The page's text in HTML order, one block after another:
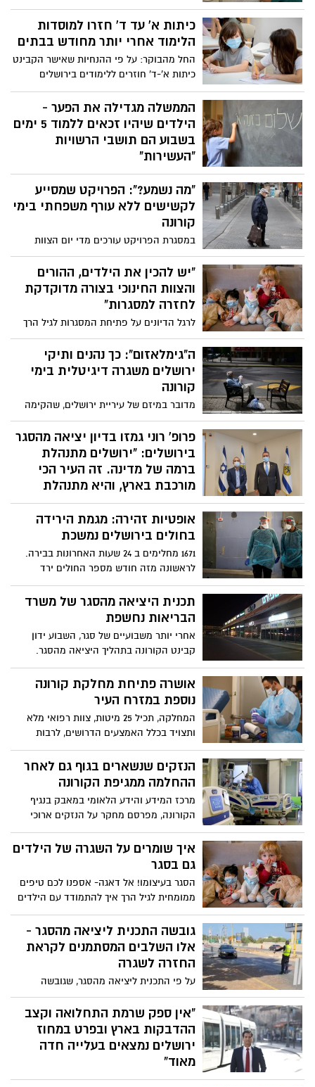
שהתנדב לקחת חלק בשלב הניסויים בבני
אדם בחיסון לקורונה, שפותח על ידי מכון
למחקר ביולוגי בישראל
כיתות א' עד ד' חזרו למוסדות
הלימוד אחרי יותר מחודש בבתים
החל מהבוקר: על פי ההנחיות שאישר הקבינט
כיתות א'-ד' חוזרים ללימודים בירושלים
לחמישה ימי לימוד, חובת עטיית מסכות גם
תלמידים
הממשלה מגדילה את הפער -
הילדים שיהיו זכאים ללמוד 5 ימים
בשבוע הם תושבי הרשויות
"העשירות"
במסגרת ההקלות והיציאה מהסגר הוחלט על
חזרה ללימודים לכיתות א'-ב' רק ל3 ימים
בלבד לסרוגין , ולעומת זאת ברשויות אשר יש
ברשותן כסף לממן את הלימודים הילדים
הלימודים הם : תל אביב, הרצליה, בניק ברק,
שוהם שער הנגב, מועצה אזורית גזר, כוכב
יאיר, מועצה אזורית מטה יהודה, רעננה.
"מה נשמע?": הפרויקט שמסייע
לקשישים ללא עורף משפחתי בימי
קורונה
במסגרת הפרויקט עורכים מדי יום הצוות
המקצועי והמתנדבים של המינהלים
הקהילתיים ברחבי העיר שיחות יזומות
ושואלים לשלומם של האזרחים הוותיקים,
מזכירים להם שהם לא לבד ושיש להם כתובת
"יש להכין את הילדים, ההורים
והצוות החינוכי בצורה מדוקדקת
לחזרה למסגרות"
לרגל הדיונים על פתיחת המסגרות לגיל הרך
בימים הקרובים, אומרת איריס גרנות, מומחית
להתפתחות הילד, יועצת להורים ואנשי חינוך,
ומנהלת מרכז טיפ-טף: ״לאחר זמן היעדרות
כל כך ארוך, יש להכין את הילדים, ההורים
והצוות החינוכי בצורה מדוקדקת לחזרה
למסגרות. הילדים לא יכולים להרגיש כמו
ה"גימלאזום": כך נהנים ותיקי
ירושלים משגרה דיגיטלית בימי
קורונה
מדובר במיזם של עיריית ירושלים, שהקימה
אתר ידידותי למשתמש בו מתנהל מדי יום "יום
לימודים" מלא, הכולל הרצאות, סרטים,
שיעורים, סדנאות וסיורים וירטואליים במגוון
רחב של נושאים, תוך שיתופי פעולה עם
מומחים וארגונים שונים מירושלים ומחוצה לה
פרופ' רוני גמזו בדיון יציאה מהסגר
בירושלים: "ירושלים מתנהלת
ברמה של מדינה. זה העיר הכי
מורכבת בארץ, והיא מתנהלת
ברמה בין לאומית"
בדיון על יציאה מהסגר בירושלים, שנערך היום
בעירייה ביחד עם הממונה על הקורונה במגזר
החרדי, האלוף (במיל') רוני נומה וראש עיריית
ירושלים
אופטיות זהירה: מגמת הירידה
בחולים בירושלים נמשכת
1671 מחלימים ב 24 שעות האחרונות בבירה.
לראשונה מזה חודש מספר החולים ירד
מתחת ל-6000. ראש העיר ירושלים, משה
ליאון: " נמשיך לעשות את המאמצים הנדרשים
על מנת למגר את הנגיף"
תכנית היציאה מהסגר של משרד
הבריאות נחשפת
אחרי יותר משבועיים של סגר, השבוע ידון
קבינט הקורונה בתהליך היציאה מהסגר.
משרד הבריאות צפוי להמליץ על הליך מדורג,
בהתאם למצב התחלואה בארץ. אלה הפרטים
אושרה פתיחת מחלקת קורונה
נוספת במזרח העיר
המחלקה, תכיל 25 מיטות, צוות רפואי מלא
ותצויד בכלל האמצעים הדרושים, לרבות
מכונות הנשמה והכל לפי תקני משרד
הבריאות
הנזקים שנשארים בגוף גם לאחר
ההחלמה ממגיפת הקורונה
מרכז המידע והידע הלאומי במאבק בנגיף
הקורונה, מפרסם מחקר על הנזקים ארוכי
הטווח שמשאיר אחריו הנגיף בגוף המחלימים.
תופעות לוואי שנמשכו חודשים, ללא קשר
לחומרת מצבו של הנדבק במגיפה
איך שומרים על השגרה של הילדים
גם בסגר
הסגר בעיצומו! אל דאגה- אספנו לכם טיפים
ממומחית לגיל הרך איך להתמודד עם הילדים
ועוברים את הסגר בשלום
גובשה התכנית ליציאה מהסגר -
אלו השלבים המסתמנים לקראת
החזרה לשגרה
על פי התכנית ליציאה מהסגר, שגובשה
לקראת הדיון בקבינט הקורונה, בשלב הראשון
ייפתחו מערכת החינוך לילדים עד גיל 6 ונתב"ג
לנסיעות עסקיות בלבד, זאת בהתאם לתנאי
התחלואה. המסחר יתחדש ככל הנראה
כשבועיים לאחר מכן בכפוף להיענות הציבור.
"אין ספק שרמת התחלואה וקצב
ההדבקות בארץ ובפרט במחוז
ירושלים נמצאים בעלייה חדה
מאוד”
עופר משולם, מנהל מחוז ירושלים במאוחדת,